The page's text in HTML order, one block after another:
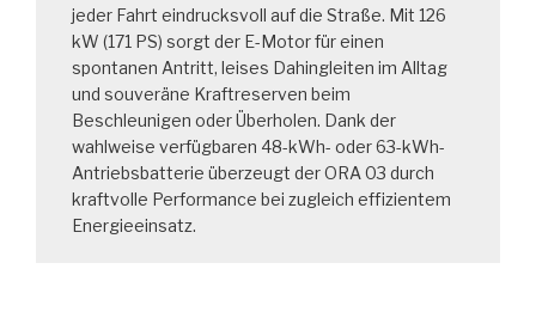
jeder Fahrt eindrucksvoll auf die Straße. Mit 126
kW (171 PS) sorgt der E-Motor für einen
spontanen Antritt, leises Dahingleiten im Alltag
und souveräne Kraftreserven beim
Beschleunigen oder Überholen. Dank der
wahlweise verfügbaren 48-kWh- oder 63-kWh-
Antriebsbatterie überzeugt der ORA 03 durch
kraftvolle Performance bei zugleich effizientem
Energieeinsatz.